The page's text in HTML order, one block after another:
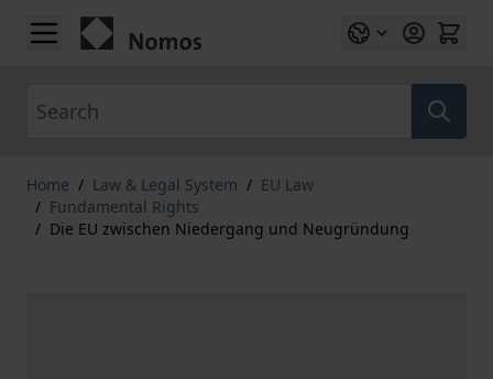
Skip to Content
Home / Law & Legal System / EU Law
/ Fundamental Rights
/ Die EU zwischen Niedergang und Neugründung